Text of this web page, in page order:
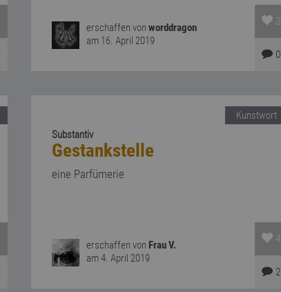
erschaffen von worddragon
am 16. April 2019
3
0
Kunstwort
Substantiv
Gestankstelle
eine Parfümerie
erschaffen von Frau V.
am 4. April 2019
4
2